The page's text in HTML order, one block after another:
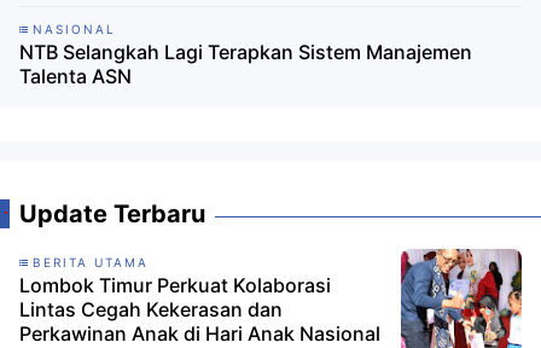
NASIONAL
NTB Selangkah Lagi Terapkan Sistem Manajemen
Talenta ASN
Update Terbaru
BERITA UTAMA
Lombok Timur Perkuat Kolaborasi
Lintas Cegah Kekerasan dan
Perkawinan Anak di Hari Anak Nasional